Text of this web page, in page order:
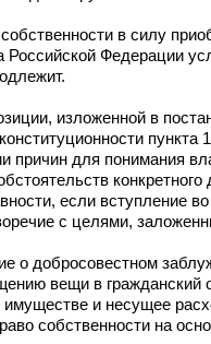
в силу
Российской Федерации
изложенной в
пункта
для понимания
если вступление
с целями,
о добросовестном
вещи в
и несущее
собственности на